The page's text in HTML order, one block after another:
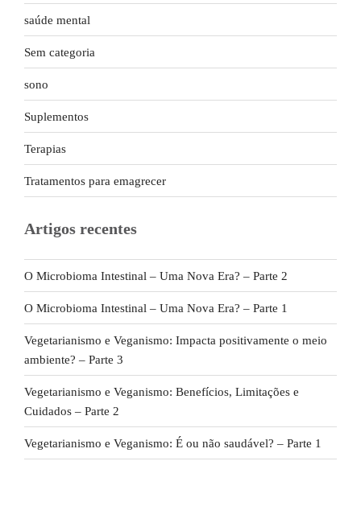
saúde mental
Sem categoria
sono
Suplementos
Terapias
Tratamentos para emagrecer
Artigos recentes
O Microbioma Intestinal – Uma Nova Era? – Parte 2
O Microbioma Intestinal – Uma Nova Era? – Parte 1
Vegetarianismo e Veganismo: Impacta positivamente o meio
ambiente? – Parte 3
Vegetarianismo e Veganismo: Benefícios, Limitações e
Cuidados – Parte 2
Vegetarianismo e Veganismo: É ou não saudável? – Parte 1